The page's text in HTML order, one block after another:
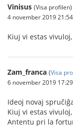
Vinisus (Visa profilen)
4 november 2019
Kiuj vi estas vivuloj,
Zam_franca (Visa
6 november 2019
Ideoj novaj
Kiuj vi estas vivuloj,
Antentu pri la